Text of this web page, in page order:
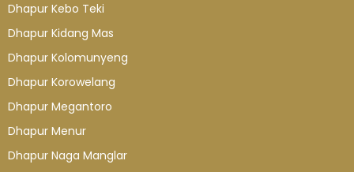
Dhapur Kebo Teki
Dhapur Kidang Mas
Dhapur Kolomunyeng
Dhapur Korowelang
Dhapur Megantoro
Dhapur Menur
Dhapur Naga Manglar